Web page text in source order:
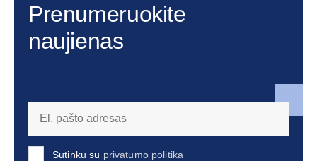
Prenumeruokite
naujienas
Sutinku su privatumo politika